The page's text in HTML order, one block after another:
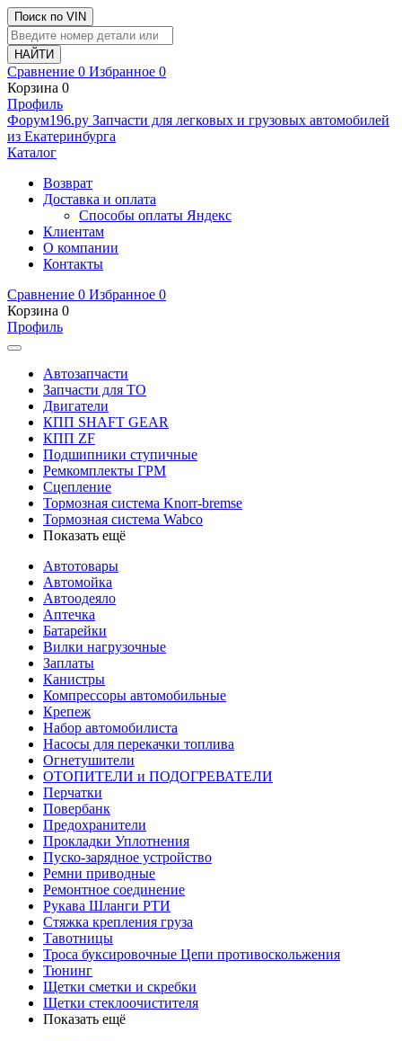
Поиск по VIN
Сравнение 0 Избранное 0
Корзина 0
Профиль
Фoрум196.ру Запчасти для легковых и грузовых автомобилей
из Екатеринбурга
Каталог
Возврат
Доставка и оплата
Способы оплаты Яндекс
Клиентам
О компании
Контакты
Сравнение 0 Избранное 0
Корзина 0
Профиль
Автозапчасти
Запчасти для ТО
Двигатели
КПП SHAFT GEAR
КПП ZF
Подшипники ступичные
Ремкомплекты ГРМ
Сцепление
Тормозная система Knorr-bremse
Тормозная система Wabco
Показать ещё
Автотовары
Автомойка
Автоодеяло
Аптечка
Батарейки
Вилки нагрузочные
Заплаты
Канистры
Компрессоры автомобильные
Крепеж
Набор автомобилиста
Насосы для перекачки топлива
Огнетушители
ОТОПИТЕЛИ и ПОДОГРЕВАТЕЛИ
Перчатки
Повербанк
Предохранители
Прокладки Уплотнения
Пуско-зарядное устройство
Ремни приводные
Ремонтное соединение
Рукава Шланги РТИ
Стяжка крепления груза
Тавотницы
Троса буксировочные Цепи противоскольжения
Тюнинг
Щетки сметки и скребки
Щетки стеклоочистителя
Показать ещё